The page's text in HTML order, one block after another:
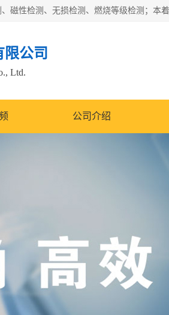
限公司
Ltd.
公司介绍